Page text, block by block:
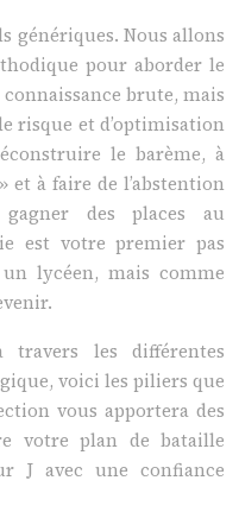
génériques. Nous allons
pour aborder le
brute, mais
risque et d’optimisation
le barème, à
et à faire de l’abstention
des places au
est votre premier pas
lycéen, mais comme
travers les différentes
voici les piliers que
vous apportera des
votre plan de bataille
J avec une confiance